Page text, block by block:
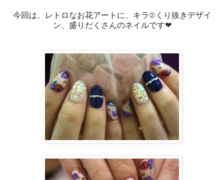
今回は、レトロなお花アートに、キラ②くり抜きデザイ
ン、盛りだくさんのネイルです❤